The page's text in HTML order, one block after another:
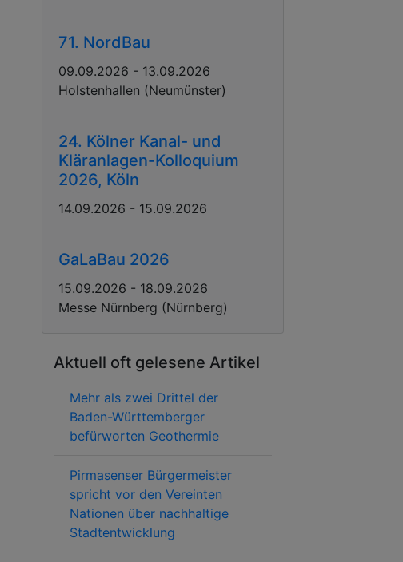
71. NordBau
09.09.2026 - 13.09.2026
Holstenhallen (Neumünster)
24. Kölner Kanal- und
Kläranlagen-Kolloquium
2026, Köln
14.09.2026 - 15.09.2026
GaLaBau 2026
15.09.2026 - 18.09.2026
Messe Nürnberg (Nürnberg)
Aktuell oft gelesene Artikel
Mehr als zwei Drittel der
Baden-Württemberger
befürworten Geothermie
Pirmasenser Bürgermeister
spricht vor den Vereinten
Nationen über nachhaltige
Stadtentwicklung